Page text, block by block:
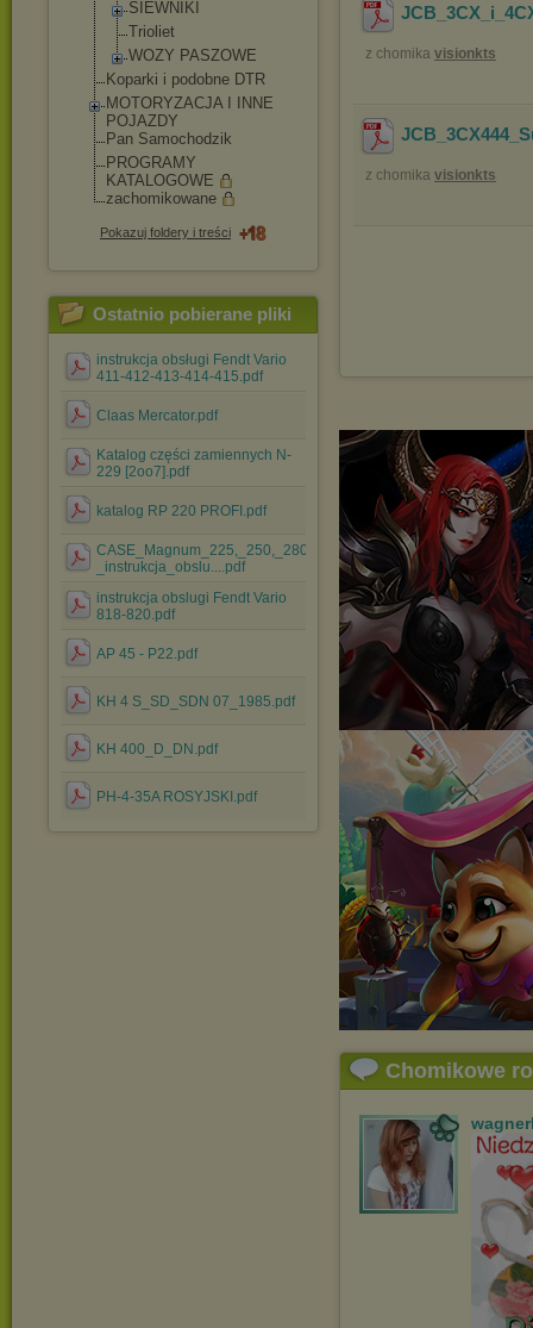
SIEWNIKI
Trioliet
WOZY PASZOWE
Koparki i podobne DTR
MOTORYZACJA I INNE
POJAZDY
Pan Samochodzik
PROGRAMY
KATALOGOWE
zachomikowane
Pokazuj foldery i treści
Ostatnio pobierane pliki
instrukcja obsługi Fendt Vario
411-412-413-414-415.pdf
Claas Mercator.pdf
Katalog części zamiennych N-
229 [2oo7].pdf
katalog RP 220 PROFI.pdf
CASE_Magnum_225,_250,_280,_310,_335_-
_instrukcja_obslu....pdf
instrukcja obslugi Fendt Vario
818-820.pdf
AP 45 - P22.pdf
KH 4 S_SD_SDN 07_1985.pdf
KH 400_D_DN.pdf
PH-4-35A ROSYJSKI.pdf
z chomika visionkts
z chomika visionkts
Chomikowe